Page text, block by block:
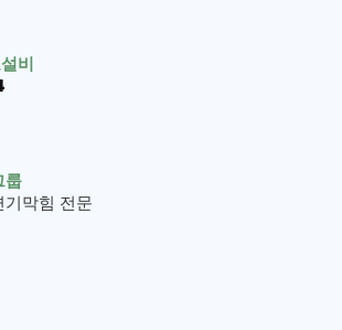
비
룹
막힘 전문